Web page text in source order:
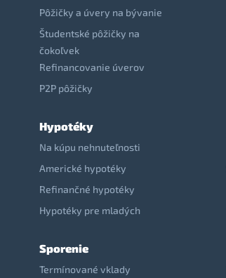
Pôžičky a úvery na bývanie
Študentské pôžičky na
čokoľvek
Refinancovanie úverov
P2P pôžičky
Hypotéky
Na kúpu nehnuteľnosti
Americké hypotéky
Refinančné hypotéky
Hypotéky pre mladých
Sporenie
Termínované vklady